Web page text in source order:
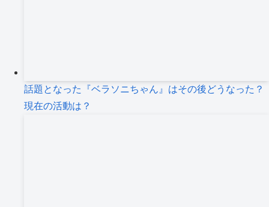
話題となった『ベラソニちゃん』はその後どうなった？
現在の活動は？